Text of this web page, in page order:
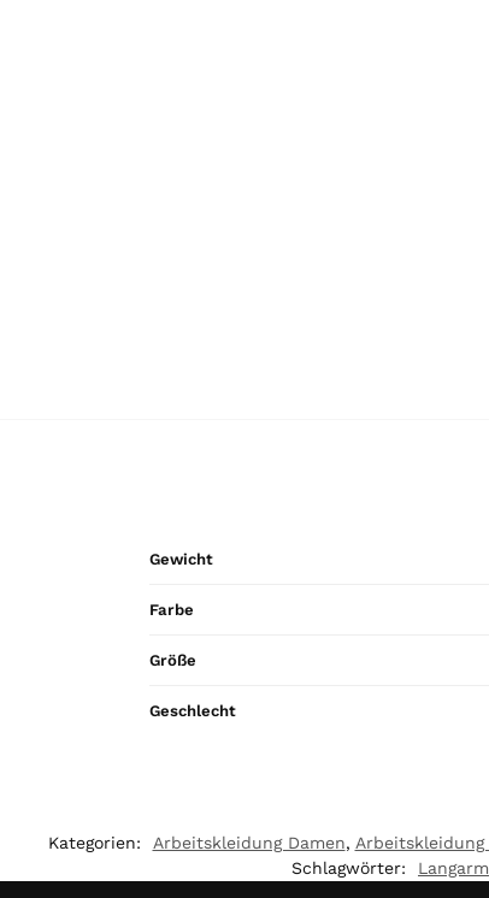
Gewicht
Farbe
Größe
Geschlecht
Kategorien:
Arbeitskleidung Damen,
Schlagwörter:
Langarm